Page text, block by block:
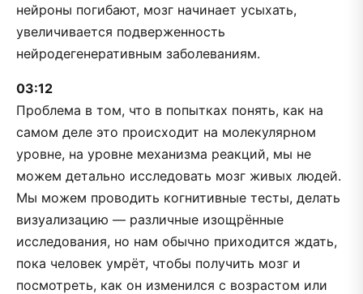
нейроны погибают, мозг начинает усыхать,
увеличивается подверженность
нейродегенеративным заболеваниям.
03:12
Проблема в том, что в попытках понять, как на
самом деле это происходит на молекулярном
уровне, на уровне механизма реакций, мы не
можем детально исследовать мозг живых людей.
Мы можем проводить когнитивные тесты, делать
визуализацию — различные изощрённые
исследования, но нам обычно приходится ждать,
пока человек умрёт, чтобы получить мозг и
посмотреть, как он изменился с возрастом или